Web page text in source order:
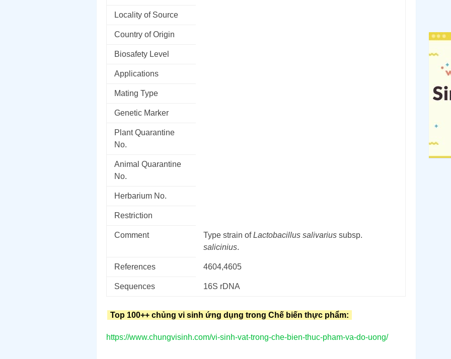
Locality of Source
Country of Origin
Biosafety Level
Applications
Mating Type
Genetic Marker
Plant Quarantine
No.
Animal Quarantine
No.
Herbarium No.
Restriction
Comment Type strain ofLactobacillus salivarius subsp.
salicinius.
References 4604,4605
Sequences 16S rDNA
Top 100++ chủng vi sinh ứng dụng trong Chế biến thực phẩm:
https://www.chungvisinh.com/vi-sinh-vat-trong-che-bien-thuc-pham-va-do-uong/